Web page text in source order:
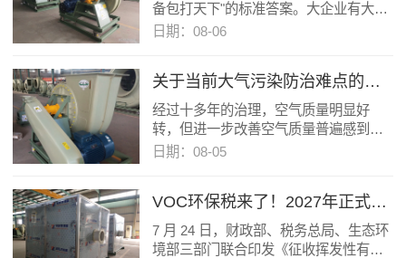
备包打天下"的标准答案。大企业有大企
业的打法，小作坊有小作坊的活路；开
日期：08-06
关于当前大气污染防治难点的思考
经过十多年的治理，空气质量明显好
转，但进一步改善空气质量普遍感到困
难
日期：08-05
VOC环保税来了！2027年正式开征，八大行业先行，企业如何积极应对？
7 月 24 日，财政部、税务总局、生态环
境部三部门联合印发《征收挥发性有机